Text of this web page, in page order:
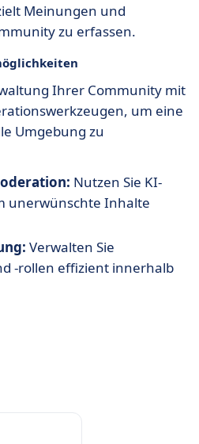
Meinungen und
zu erfassen.
Ihrer Community mit
um eine
Umgebung zu
Nutzen Sie KI-
unerwünschte Inhalte
Verwalten Sie
-rollen effizient innerhalb